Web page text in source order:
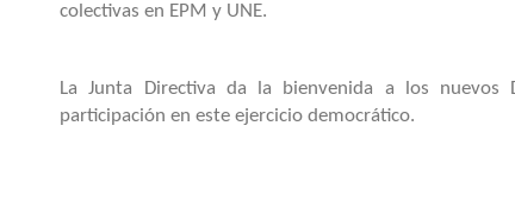
colectivas en EPM y UNE.
La Junta Directiva da la bienvenida a los nuevos
participación en este ejercicio democrático.